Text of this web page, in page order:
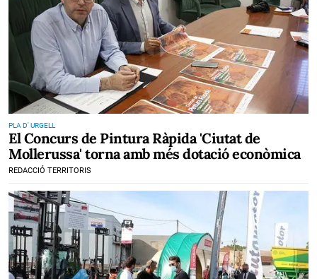
PLA D' URGELL
El Concurs de Pintura Ràpida 'Ciutat de
Mollerussa' torna amb més dotació econòmica
REDACCIÓ TERRITORIS